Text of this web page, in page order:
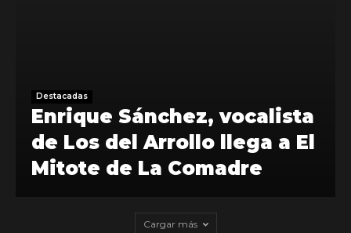
Destacadas
Enrique Sánchez, vocalista
de Los del Arrollo llega a El
Mitote de La Comadre
Cargar más